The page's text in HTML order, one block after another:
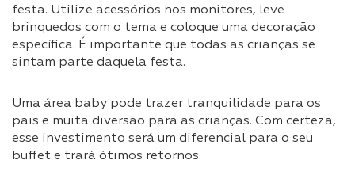
festa. Utilize acessórios nos monitores, leve
brinquedos com o tema e coloque uma decoração
específica. É importante que todas as crianças se
sintam parte daquela festa.
Uma área baby pode trazer tranquilidade para os
pais e muita diversão para as crianças. Com certeza,
esse investimento será um diferencial para o seu
buffet e trará ótimos retornos.